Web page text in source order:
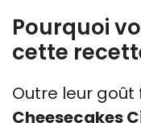
Pourquoi
cette
Outre leur
Cheesecakes